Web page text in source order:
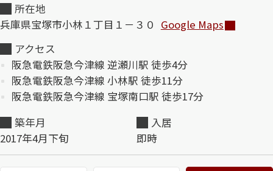
お問い合わせ・よくある質問
らくらくパートナー
シャーメゾンライフ GUARD
らくらくプラチナ
所在地
兵庫県宝塚市小林１丁目１－３０ Google Maps
アクセス
阪急電鉄阪急今津線 逆瀬川駅 徒歩4分
阪急電鉄阪急今津線 小林駅 徒歩11分
阪急電鉄阪急今津線 宝塚南口駅 徒歩17分
築年月
2017年4月下旬
入居
即時